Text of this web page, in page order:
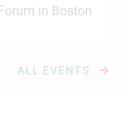
in Boston
ALL EVENTS